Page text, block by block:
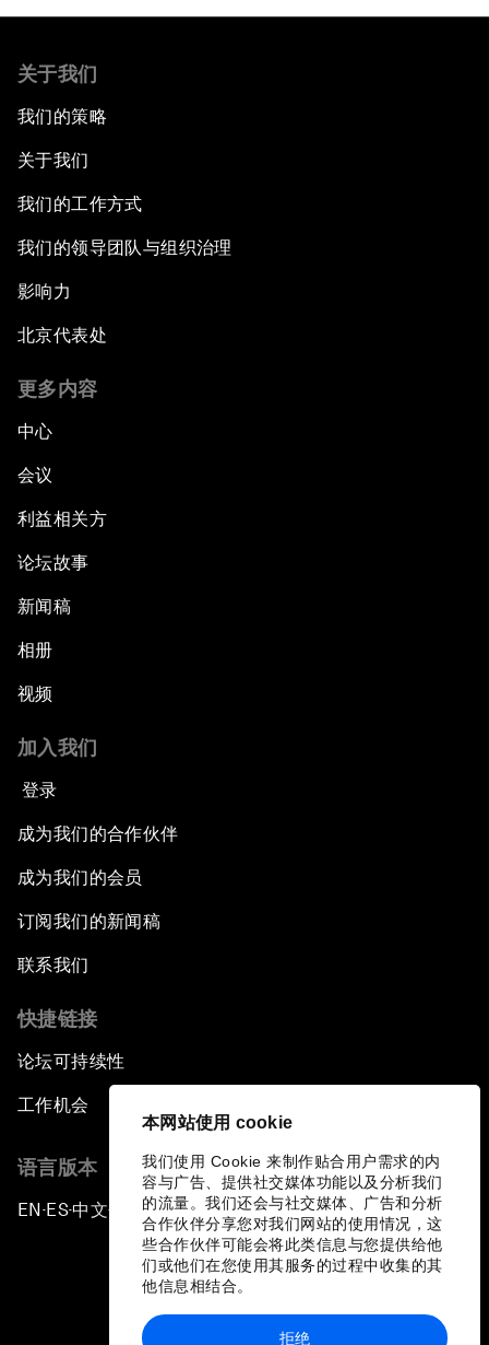
本网站使用 cookie
我们使用 Cookie 来制作贴合用户需求的内
容与广告、提供社交媒体功能以及分析我们
的流量。我们还会与社交媒体、广告和分析
合作伙伴分享您对我们网站的使用情况，这
些合作伙伴可能会将此类信息与您提供给他
们或他们在您使用其服务的过程中收集的其
他信息相结合。
拒绝
关于我们
我们的策略
关于我们
我们的工作方式
我们的领导团队与组织治理
影响力
北京代表处
更多内容
中心
会议
利益相关方
论坛故事
新闻稿
相册
视频
加入我们
登录
成为我们的合作伙伴
成为我们的会员
订阅我们的新闻稿
联系我们
快捷链接
论坛可持续性
工作机会
语言版本
EN ▪ ES▪中文▪ 日本語